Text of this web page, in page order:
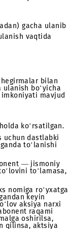
24 marta
va raqamni
ishtirok
to‘liq abonent
tariflar uchun)
(yillik tariflar
raqamning
imkoniyati
gacha
ulanish